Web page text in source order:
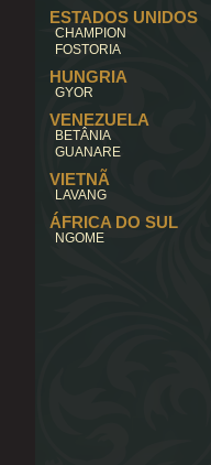
ESTADOS UNIDOS
CHAMPION
FOSTORIA
HUNGRIA
GYOR
VENEZUELA
BETÂNIA
GUANARE
VIETNÃ
LAVANG
ÁFRICA DO SUL
NGOME